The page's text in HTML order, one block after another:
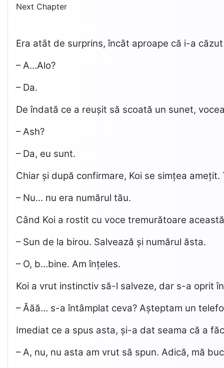
Next Chapter
Era atât de surprins, încât aproape că i-a
– A…Alo?
– Da.
De îndată ce a reușit să scoată un sunet,
– Ash?
– Da, eu sunt.
Chiar și după confirmare, Koi se simțea
– Nu… nu era numărul tău.
Când Koi a rostit cu voce tremurătoare
– Sun de la birou. Salvează și numărul ăsta.
– O, b…bine. Am înțeles.
Koi a vrut instinctiv să-l salveze, dar s-a oprit
– Ăăă… s-a întâmplat ceva? Așteptam un
Imediat ce a spus asta, și-a dat seama că a
– A, nu, nu asta am vrut să spun. Adică, mă